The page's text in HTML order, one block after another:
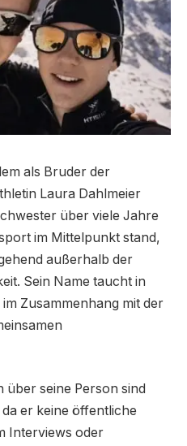
als Bruder der
Laura Dahlmeier
über viele Jahre
im Mittelpunkt stand,
außerhalb der
Sein Name taucht in
Zusammenhang mit der
seine Person sind
er keine öffentliche
Interviews oder